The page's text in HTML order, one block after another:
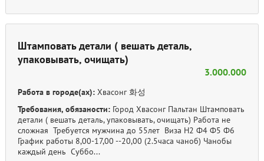
Штамповать детали ( вешать деталь,
упаковывать, очищать)
3.000.000
Работа в городе(ах): Хвасонг 화성
Требования, обязаности: Город Хвасонг Пальтан Штамповать
детали ( вешать деталь, упаковывать, очищать) Работа не
сложная Требуется мужчина до 55лет Виза Н2 Ф4 Ф5 Ф6
График работы 8,00-17,00 --20,00 (2.5часа чаноб) Чанобы
каждый день Суббо...